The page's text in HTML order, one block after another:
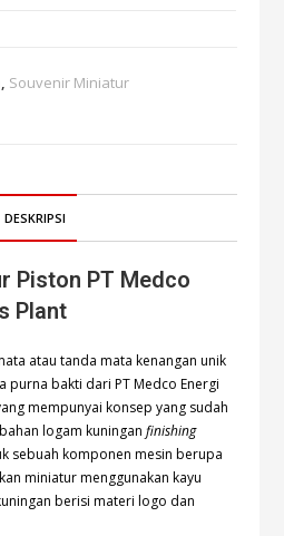
, Souvenir Miniatur
DESKRIPSI
Piston PT Medco
Plant
atau tanda mata kenangan unik
purna bakti dari PT Medco Energi
mempunyai konsep yang sudah
logam kuninganfinishing
sebuah komponen mesin berupa
miniatur menggunakan kayu
berisi materi logo dan